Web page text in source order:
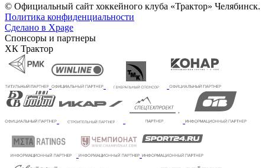
© Официальный сайт хоккейного клуба «Трактор» Челябинск.
Политика конфиденциальности
Сделано в Xpage
Спонсоры и партнеры
ХК Трактор